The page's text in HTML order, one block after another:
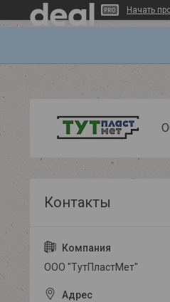
Начать
ООО "ТутПластМет"